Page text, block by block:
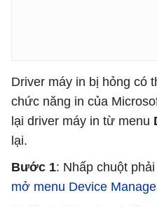
Driver máy in bị hỏng có
chức năng in của
lại driver máy in từ menu
lại.
Bước 1: Nhấp chuột
mở menu Device